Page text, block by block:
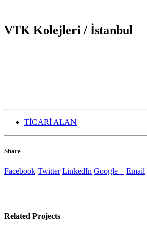
VTK Kolejleri / İstanbul
TİCARİ ALAN
Share
Facebook Twitter LinkedIn Google + Email
Related Projects